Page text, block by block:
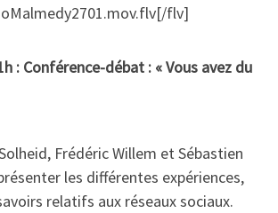
flv]
: Conférence-débat : « Vous avez du
Frédéric Willem et Sébastien
les différentes expériences,
relatifs aux réseaux sociaux.